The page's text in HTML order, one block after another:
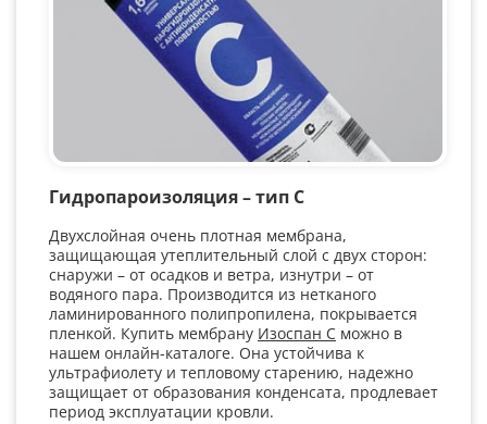
Гидропароизоляция – тип C
Двухслойная очень плотная мембрана,
защищающая утеплительный слой с двух сторон:
снаружи – от осадков и ветра, изнутри – от
водяного пара. Производится из нетканого
ламинированного полипропилена, покрывается
пленкой. Купить мембрану Изоспан С можно в
нашем онлайн-каталоге. Она устойчива к
ультрафиолету и тепловому старению, надежно
защищает от образования конденсата, продлевает
период эксплуатации кровли.